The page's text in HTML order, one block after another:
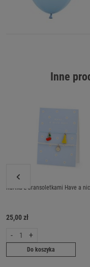
Inne
Kartka z bransoletkami Have a
25,00 zł
- +
Do koszyka